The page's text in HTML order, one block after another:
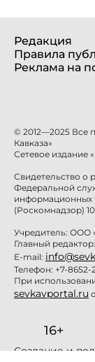
Редакция
Правила
Реклама на
© 2012—2025 Все
Кавказа»
Сетевое издание
Свидетельство о
Федеральной
информационных
(Роскомнадзор)
Учредитель: ООО
Главный
E-mail:
Телефон: +7-8652-
При
sevkavportal.ru
16+
Создание и